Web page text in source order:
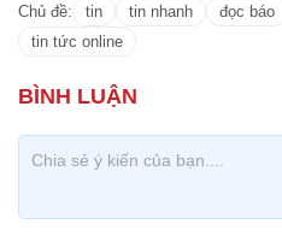
Chủ đề: tin tin nhanh đọc báo
tin tức online